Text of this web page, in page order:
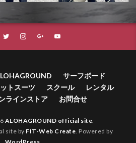
サーフボード
トスーツ スクール
レンタル
ラインストア お問合せ
ALOHAGROUND official site
site by FIT-Web Create . Powered by